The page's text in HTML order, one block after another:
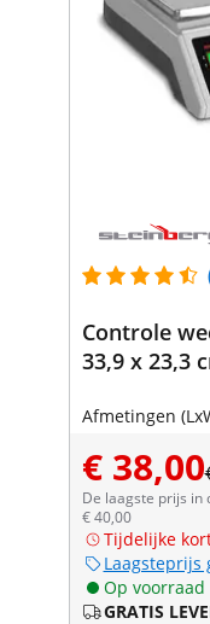
Controle
33,9 x 23,3
Afmetingen
€ 38,00
De laagste prijs in
€ 40,00
Tijdelijke
Laagsteprijs
Op voorraad
GRATIS